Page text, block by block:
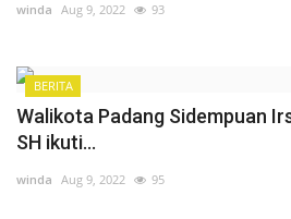
winda Aug 9, 2022 93
BERITA
Walikota Padang Sidempuan
SH ikuti...
winda Aug 9, 2022 95